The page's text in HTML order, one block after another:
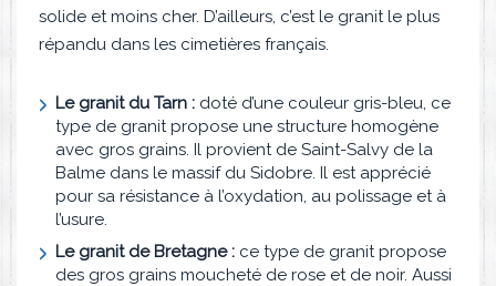
solide et moins cher. D’ailleurs, c’est le granit le plus
répandu dans les cimetières français.
Le granit du Tarn : doté d’une couleur gris-bleu, ce
type de granit propose une structure homogène
avec gros grains. Il provient de Saint-Salvy de la
Balme dans le massif du Sidobre. Il est apprécié
pour sa résistance à l’oxydation, au polissage et à
l’usure.
Le granit de Bretagne : ce type de granit propose
des gros grains moucheté de rose et de noir. Aussi